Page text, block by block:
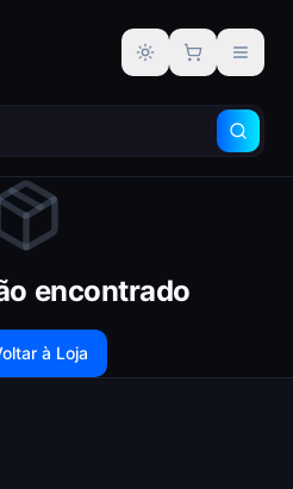
Alternar tema
encontrado
à Loja